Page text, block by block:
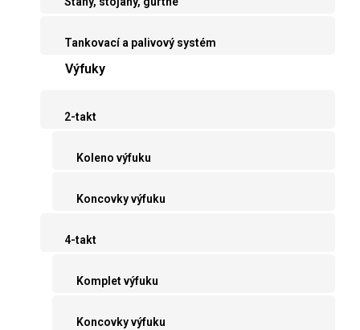
Tankovací a palivový systém
Výfuky
2-takt
Koleno výfuku
Koncovky výfuku
4-takt
Komplet výfuku
Koncovky výfuku